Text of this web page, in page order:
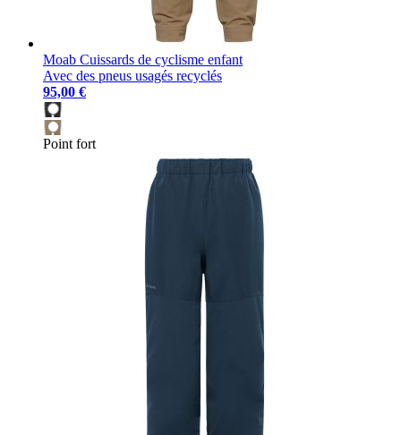
Moab Cuissards de cyclisme enfant
Avec des pneus usagés recyclés
95,00 €
Point fort